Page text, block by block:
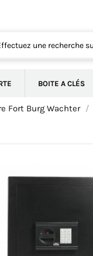
BOITE A CLÉS
Fort Burg Wachter